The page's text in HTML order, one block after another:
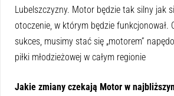
Lubelszczyzny. Motor będzie tak silny jak
otoczenie, w którym będzie funkcjonował.
sukces, musimy stać się „motorem”
piłki młodzieżowej w całym regionie
Jakie zmiany czekają Motor w